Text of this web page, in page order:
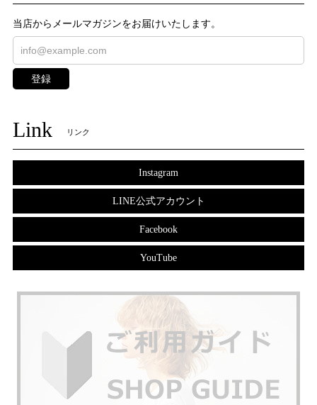
当店からメールマガジンをお届けいたします。
登録
Link リンク
Instagram
LINE公式アカウント
Facebook
YouTube